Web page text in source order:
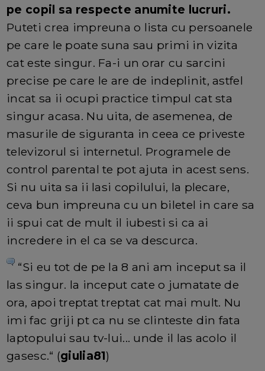
pe copil sa respecte anumite lucruri.
Puteti crea impreuna o lista cu persoanele
pe care le poate suna sau primi in vizita
cat este singur. Fa-i un orar cu sarcini
precise pe care le are de indeplinit, astfel
incat sa ii ocupi practice timpul cat sta
singur acasa. Nu uita, de asemenea, de
masurile de siguranta in ceea ce priveste
televizorul si internetul. Programele de
control parental te pot ajuta in acest sens.
Si nu uita sa ii lasi copilului, la plecare,
ceva bun impreuna cu un biletel in care sa
ii spui cat de mult il iubesti si ca ai
incredere in el ca se va descurca.
“Si eu tot de pe la 8 ani am inceput sa il
las singur. la inceput cate o jumatate de
ora, apoi treptat treptat cat mai mult. Nu
imi fac griji pt ca nu se clinteste din fata
laptopului sau tv-lui... unde il las acolo il
gasesc.“ (giulia81)